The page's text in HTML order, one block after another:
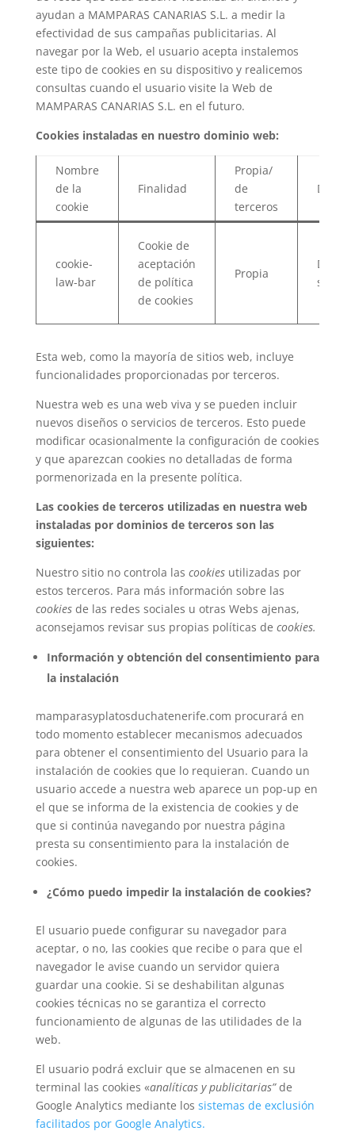
ayudan a MAMPARAS CANARIAS S.L. a medir la
efectividad de sus campañas publicitarias. Al
navegar por la Web, el usuario acepta instalemos
este tipo de cookies en su dispositivo y realicemos
consultas cuando el usuario visite la Web de
MAMPARAS CANARIAS S.L. en el futuro.
Cookies instaladas en nuestro dominio web:
Nombre
de la
cookie
Finalidad
Propia/
de
terceros
cookie-
law-bar
Cookie de
aceptación
de política
de cookies
Propia
De
sesión
Esta web, como la mayoría de sitios web, incluye
funcionalidades proporcionadas por terceros.
Nuestra web es una web viva y se pueden incluir
nuevos diseños o servicios de terceros. Esto puede
modificar ocasionalmente la configuración de cookies
y que aparezcan cookies no detalladas de forma
pormenorizada en la presente política.
Las cookies de terceros utilizadas en nuestra web
instaladas por dominios de terceros son las
siguientes:
Nuestro sitio no controla las cookiesutilizadas por
estos terceros. Para más información sobre las
cookiesde las redes sociales u otras Webs ajenas,
aconsejamos revisar sus propias políticas de cookies.
Información y obtención del consentimiento para
la instalación
mamparasyplatosduchatenerife.com procurará en
todo momento establecer mecanismos adecuados
para obtener el consentimiento del Usuario para la
instalación de cookies que lo requieran. Cuando un
usuario accede a nuestra web aparece un pop-up en
el que se informa de la existencia de cookies y de
que si continúa navegando por nuestra página
presta su consentimiento para la instalación de
cookies.
¿Cómo puedo impedir la instalación de cookies?
El usuario puede configurar su navegador para
aceptar, o no, las cookies que recibe o para que el
navegador le avise cuando un servidor quiera
guardar una cookie. Si se deshabilitan algunas
cookies técnicas no se garantiza el correcto
funcionamiento de algunas de las utilidades de la
web.
El usuario podrá excluir que se almacenen en su
terminal las cookies «analíticas y publicitarias”de
Google Analytics mediante los sistemas de exclusión
facilitados por Google Analytics.